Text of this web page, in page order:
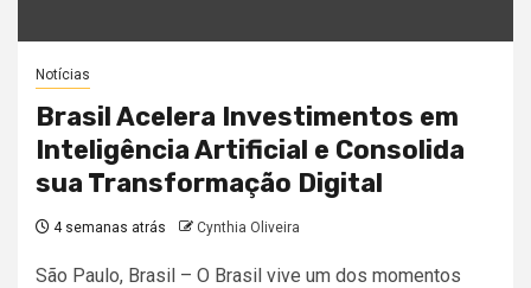
Notícias
Brasil Acelera Investimentos em
Inteligência Artificial e Consolida
sua Transformação Digital
4 semanas atrás Cynthia Oliveira
São Paulo, Brasil – O Brasil vive um dos momentos